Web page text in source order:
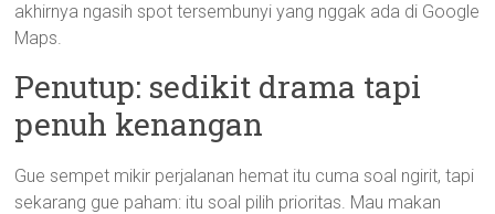
akhirnya ngasih spot tersembunyi yang nggak ada di Google
Maps.
Penutup: sedikit drama tapi
penuh kenangan
Gue sempet mikir perjalanan hemat itu cuma soal ngirit, tapi
sekarang gue paham: itu soal pilih prioritas. Mau makan